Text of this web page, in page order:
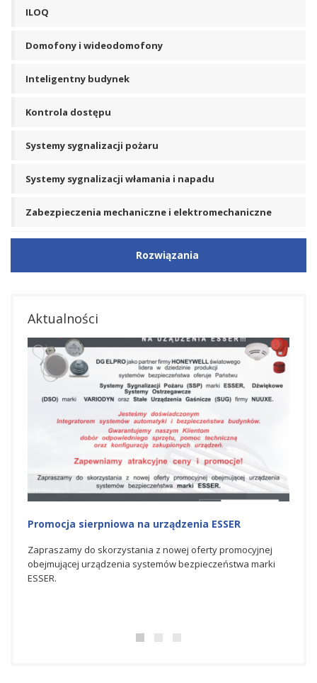
ILOQ
Domofony i wideodomofony
Inteligentny budynek
Kontrola dostępu
Systemy sygnalizacji pożaru
Systemy sygnalizacji włamania i napadu
Zabezpieczenia mechaniczne i elektromechaniczne
Rozwiązania
Aktualności
Promocja na urządzenia ESSER
Zapraszamy do skorzystania z czerwcowej oferty
promocyjnej obejmującej urządzenia systemów
bezpieczeństwa marki ESSER.